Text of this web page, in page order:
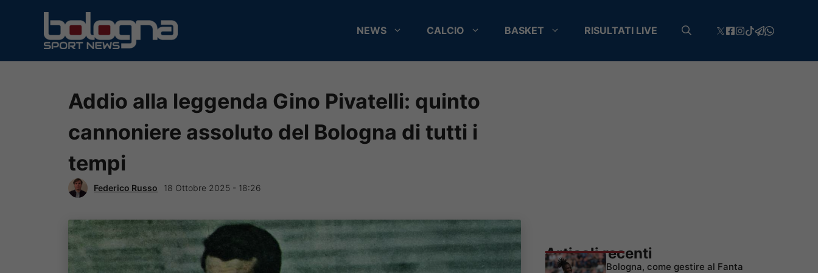
contenuto
NEWS CALCIO BASKET RISULTATI LIVE
Addio alla leggenda Gino Pivatelli: quinto
cannoniere assoluto del Bologna di tutti i
tempi
Federico Russo 18 Ottobre 2025 - 18:26
Articoli recenti
Bologna, come gestire al Fanta